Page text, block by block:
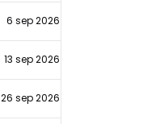
6 sep 2026
13 sep 2026
26 sep 2026